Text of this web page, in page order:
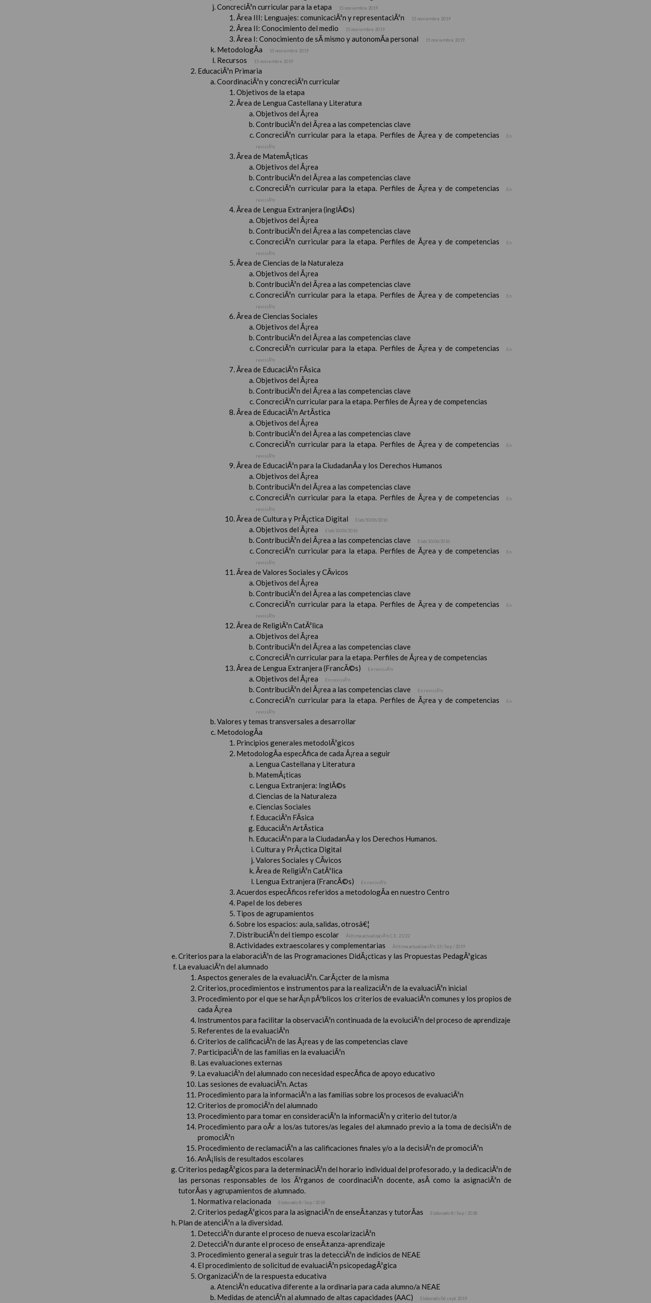
ConcreciÃ³n curricular para la etapa
15 noviembre 2019
Ãrea III: Lenguajes: comunicaciÃ³n y representaciÃ³n 15 noviembre 2019
Ãrea II: Conocimiento del medio 15 noviembre 2019
Ãrea I: Conocimiento de sÃ­ mismo y autonomÃ­a personal 15 noviembre 2019
MetodologÃ­a 15 noviembre 2019
Recursos 15 noviembre 2019
EducaciÃ³n Primaria
CoordinaciÃ³n y concreciÃ³n curricular
Objetivos de la etapa
Ãrea de Lengua Castellana y Literatura
Objetivos del Ã¡rea
ContribuciÃ³n del Ã¡rea a las competencias clave
ConcreciÃ³n curricular para la etapa. Perfiles de Ã¡rea y de competencias
En
revisiÃ³n
Ãrea de MatemÃ¡ticas
Objetivos del Ã¡rea
ContribuciÃ³n del Ã¡rea a las competencias clave
ConcreciÃ³n curricular para la etapa. Perfiles de Ã¡rea y de competencias
En
revisiÃ³n
Ãrea de Lengua Extranjera (inglÃ©s)
Objetivos del Ã¡rea
ContribuciÃ³n del Ã¡rea a las competencias clave
ConcreciÃ³n curricular para la etapa. Perfiles de Ã¡rea y de competencias
En
revisiÃ³n
Ãrea de Ciencias de la Naturaleza
Objetivos del Ã¡rea
ContribuciÃ³n del Ã¡rea a las competencias clave
ConcreciÃ³n curricular para la etapa. Perfiles de Ã¡rea y de competencias
En
revisiÃ³n
Ãrea de Ciencias Sociales
Objetivos del Ã¡rea
ContribuciÃ³n del Ã¡rea a las competencias clave
ConcreciÃ³n curricular para la etapa. Perfiles de Ã¡rea y de competencias
En
revisiÃ³n
Ãrea de EducaciÃ³n FÃ­sica
Objetivos del Ã¡rea
ContribuciÃ³n del Ã¡rea a las competencias clave
ConcreciÃ³n curricular para la etapa. Perfiles de Ã¡rea y de competencias
Ãrea de EducaciÃ³n ArtÃ­stica
Objetivos del Ã¡rea
ContribuciÃ³n del Ã¡rea a las competencias clave
ConcreciÃ³n curricular para la etapa. Perfiles de Ã¡rea y de competencias
En
revisiÃ³n
Ãrea de EducaciÃ³n para la CiudadanÃ­a y los Derechos Humanos
Objetivos del Ã¡rea
ContribuciÃ³n del Ã¡rea a las competencias clave
ConcreciÃ³n curricular para la etapa. Perfiles de Ã¡rea y de competencias
En
revisiÃ³n
Ãrea de Cultura y PrÃ¡ctica Digital Elab/10/06/2016
Objetivos del Ã¡rea Elab/10/06/2016
ContribuciÃ³n del Ã¡rea a las competencias clave Elab/10/06/2016
ConcreciÃ³n curricular para la etapa. Perfiles de Ã¡rea y de competencias
En
revisiÃ³n
Ãrea de Valores Sociales y CÃ­vicos
Objetivos del Ã¡rea
ContribuciÃ³n del Ã¡rea a las competencias clave
ConcreciÃ³n curricular para la etapa. Perfiles de Ã¡rea y de competencias
En
revisiÃ³n
Ãrea de ReligiÃ³n CatÃ³lica
Objetivos del Ã¡rea
ContribuciÃ³n del Ã¡rea a las competencias clave
ConcreciÃ³n curricular para la etapa. Perfiles de Ã¡rea y de competencias
Ãrea de Lengua Extranjera (FrancÃ©s)
En revisiÃ³n
Objetivos del Ã¡rea En revisiÃ³n
ContribuciÃ³n del Ã¡rea a las competencias clave En revisiÃ³n
ConcreciÃ³n curricular para la etapa. Perfiles de Ã¡rea y de competencias
En
revisiÃ³n
Valores y temas transversales a desarrollar
MetodologÃ­a
Principios generales metodolÃ³gicos
MetodologÃ­a especÃ­fica de cada Ã¡rea a seguir
Lengua Castellana y Literatura
MatemÃ¡ticas
Lengua Extranjera: InglÃ©s
Ciencias de la Naturaleza
Ciencias Sociales
EducaciÃ³n FÃ­sica
EducaciÃ³n ArtÃ­stica
EducaciÃ³n para la CiudadanÃ­a y los Derechos Humanos.
Cultura y PrÃ¡ctica Digital
Valores Sociales y CÃ­vicos
Ãrea de ReligiÃ³n CatÃ³lica
Lengua Extranjera (FrancÃ©s)
En revisiÃ³n
Acuerdos especÃ­ficos referidos a metodologÃ­a en nuestro Centro
Papel de los deberes
Tipos de agrupamientos
Sobre los espacios: aula, salidas, otrosâ€¦
DistribuciÃ³n del tiempo escolar
Ãšltima actualizaciÃ³n C.E. 21/22
Actividades extraescolares y complementarias Ãšltima actualizaciÃ³n 13 / Sep / 2019
Criterios para la elaboraciÃ³n de las Programaciones DidÃ¡cticas y las Propuestas PedagÃ³gicas
La evaluaciÃ³n del alumnado
Aspectos generales de la evaluaciÃ³n. CarÃ¡cter de la misma
Criterios, procedimientos e instrumentos para la realizaciÃ³n de la evaluaciÃ³n inicial
Procedimiento por el que se harÃ¡n pÃºblicos los criterios de evaluaciÃ³n comunes y los propios de
cada Ã¡rea
Instrumentos para facilitar la observaciÃ³n continuada de la evoluciÃ³n del proceso de aprendizaje
Referentes de la evaluaciÃ³n
Criterios de calificaciÃ³n de las Ã¡reas y de las competencias clave
ParticipaciÃ³n de las familias en la evaluaciÃ³n
Las evaluaciones externas
La evaluaciÃ³n del alumnado con necesidad especÃ­fica de apoyo educativo
Las sesiones de evaluaciÃ³n. Actas
Procedimiento para la informaciÃ³n a las familias sobre los procesos de evaluaciÃ³n
Criterios de promociÃ³n del alumnado
Procedimiento para tomar en consideraciÃ³n la informaciÃ³n y criterio del tutor/a
Procedimiento para oÃ­r a los/as tutores/as legales del alumnado previo a la toma de decisiÃ³n de
promociÃ³n
Procedimiento de reclamaciÃ³n a las calificaciones finales y/o a la decisiÃ³n de promociÃ³n
AnÃ¡lisis de resultados escolares
Criterios pedagÃ³gicos para la determinaciÃ³n del horario individual del profesorado, y la dedicaciÃ³n de
las personas responsables de los Ã³rganos de coordinaciÃ³n docente, asÃ­ como la asignaciÃ³n de
tutorÃ­as y agrupamientos de alumnado.
Normativa relacionada
Elaborado 8 / Sep / 2018
Criterios pedagÃ³gicos para la asignaciÃ³n de enseÃ±anzas y tutorÃ­as Elaborado 8 / Sep / 2018
Plan de atenciÃ³n a la diversidad.
DetecciÃ³n durante el proceso de nueva escolarizaciÃ³n
DetecciÃ³n durante el proceso de enseÃ±anza-aprendizaje
Procedimiento general a seguir tras la detecciÃ³n de indicios de NEAE
El procedimiento de solicitud de evaluaciÃ³n psicopedagÃ³gica
OrganizaciÃ³n de la respuesta educativa
AtenciÃ³n educativa diferente a la ordinaria para cada alumno/a NEAE
Medidas de atenciÃ³n al alumnado de altas capacidades (AAC)
Elaborado 06 sept 2019